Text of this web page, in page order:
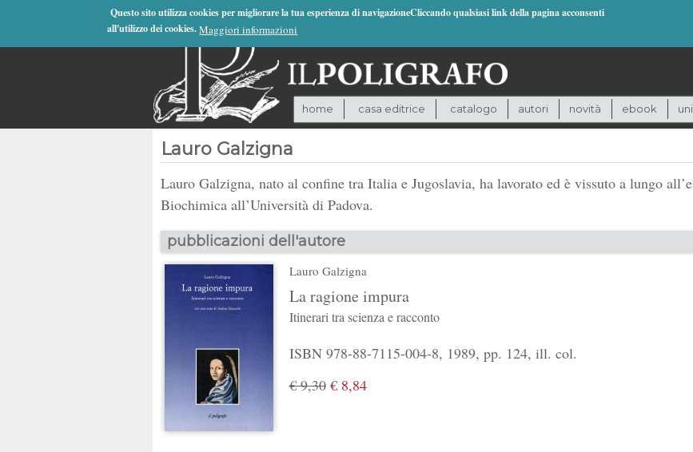
Questo sito utilizza cookies per migliorare la tua esperienza di navigazioneCliccando qualsiasi link della pagina acconsenti
all'utilizzo dei cookies. Maggiori informazioni
home casa editrice catalogo autori novità ebook
Lauro Galzigna
Lauro Galzigna, nato al confine tra Italia e Jugoslavia, ha lavorato ed è vissuto a lungo
Biochimica all’Università di Padova.
pubblicazioni dell'autore
Lauro Galzigna
La ragione impura
Itinerari tra scienza e racconto
ISBN 978-88-7115-004-8, 1989, pp. 124, ill. col.
€ 9,30€ 8,84